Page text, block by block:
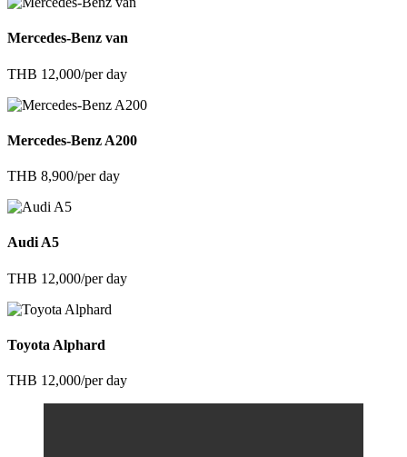
Mercedes-Benz van
THB 12,000/per day
Mercedes-Benz A200
THB 8,900/per day
Audi A5
THB 12,000/per day
Toyota Alphard
THB 12,000/per day